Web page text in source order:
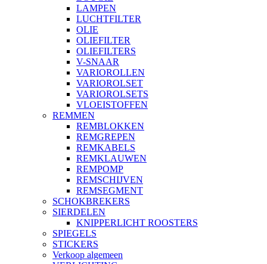
LAMPEN
LUCHTFILTER
OLIE
OLIEFILTER
OLIEFILTERS
V-SNAAR
VARIOROLLEN
VARIOROLSET
VARIOROLSETS
VLOEISTOFFEN
REMMEN
REMBLOKKEN
REMGREPEN
REMKABELS
REMKLAUWEN
REMPOMP
REMSCHIJVEN
REMSEGMENT
SCHOKBREKERS
SIERDELEN
KNIPPERLICHT ROOSTERS
SPIEGELS
STICKERS
Verkoop algemeen